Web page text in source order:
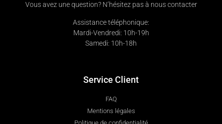
Vous avez une question? N’hésitez pas à nous contacter
Assistance téléphonique:
Mardi-Vendredi: 10h-19h
Samedi: 10h-18h
Service Client
FAQ
Mentions légales